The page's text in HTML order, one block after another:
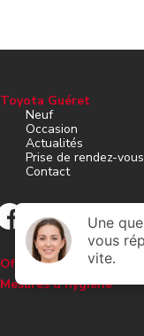
Toyota Guéret
Neuf
Occasion
Actualités
Prise de rendez-vous
Contact
Offres d’emploi
Mesures d’hygiène